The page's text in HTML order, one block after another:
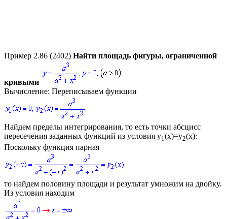
Пример 2.86 (2402) Найти площадь фигуры, ограниченной
кривыми
Вычисление: Переписываем функции
Найдем пределы интегрирования, то есть точки абсцисс
пересечения заданных функций из условия y1(x)=y2(x):
Поскольку функция парная
то найдем половину площади и результат умножим на двойку.
Из условия находим